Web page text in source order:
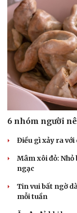
6 nhóm người
Điều gì xảy ra với
Mâm xôi đỏ:
ngạc
Tin vui bất ngờ
mỗi tuần